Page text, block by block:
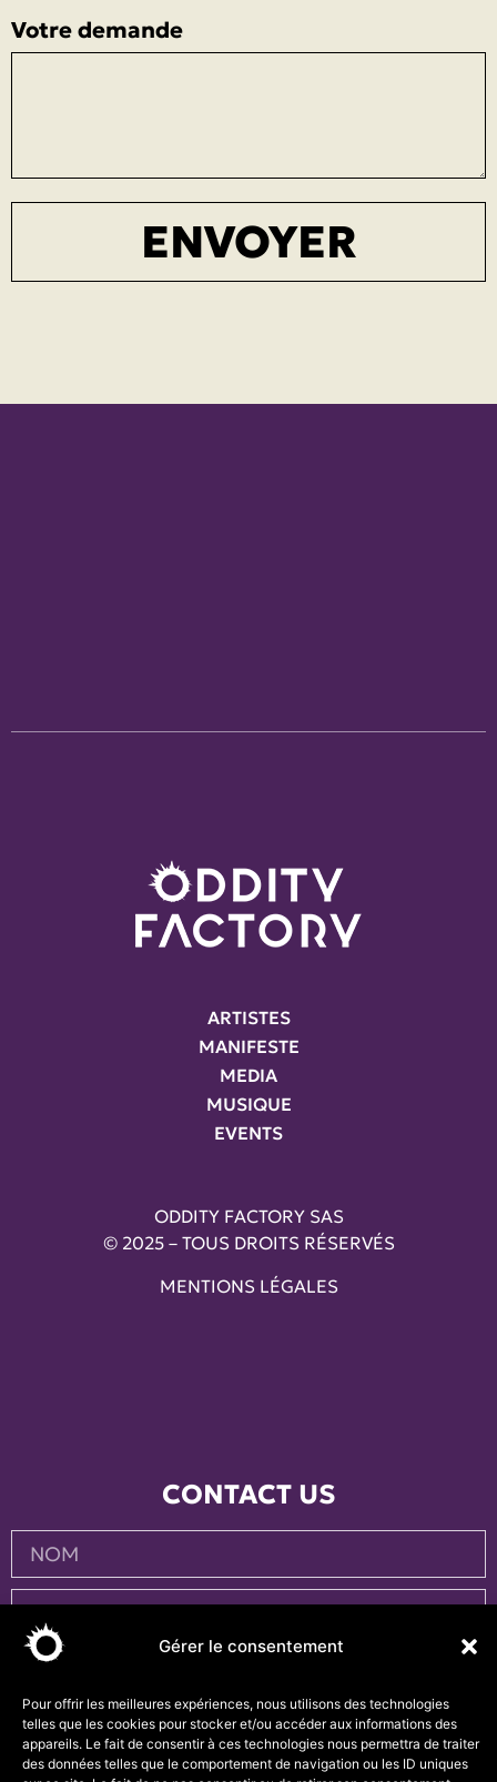
Gérer le consentement
Pour offrir les meilleures expériences, nous utilisons des technologies
telles que les cookies pour stocker et/ou accéder aux informations des
appareils. Le fait de consentir à ces technologies nous permettra de traiter
des données telles que le comportement de navigation ou les ID uniques
Votre demande
ENVOYER
ARTISTES
MANIFESTE
MEDIA
MUSIQUE
EVENTS
ODDITY FACTORY SAS
© 2025 – TOUS DROITS RÉSERVÉS
MENTIONS LÉGALES
CONTACT US